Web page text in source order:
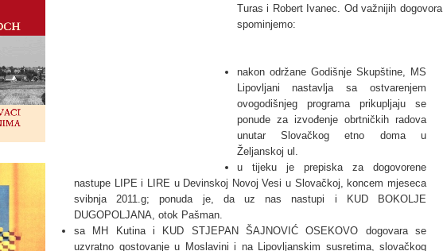
Turas i Robert Ivanec. Od važnijih dogovora
spominjemo:
nakon održane Godišnje Skupštine, MS
Lipovljani nastavlja sa ostvarenjem
ovogodišnjeg programa prikupljaju se
ponude za izvođenje obrtničkih radova
unutar Slovačkog etno doma u
Željanskoj ul.
u tijeku je prepiska za dogovorene
nastupe LIPE i LIRE u Devinskoj Novoj Vesi u Slovačkoj, koncem mjeseca
svibnja 2011.g; ponuda je, da uz nas nastupi i KUD BOKOLJE
DUGOPOLJANA, otok Pašman.
sa MH Kutina i KUD STJEPAN ŠAJNOVIĆ OSEKOVO dogovara se
uzvratno gostovanje u Moslavini i na Lipovljanskim susretima, slovačkog